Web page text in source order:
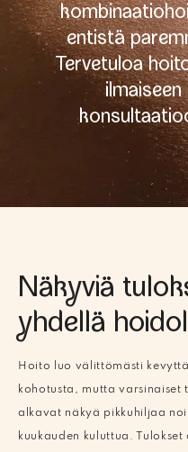
entistä
Tervetuloa
ilmaiseen
Näkviä
hdellä
Hoito luo välittömästi kevyttä
kohotusta, mutta varsinaiset
alkavat näkyä pikkuhiljaa
kuukauden kuluttua. Tulokset